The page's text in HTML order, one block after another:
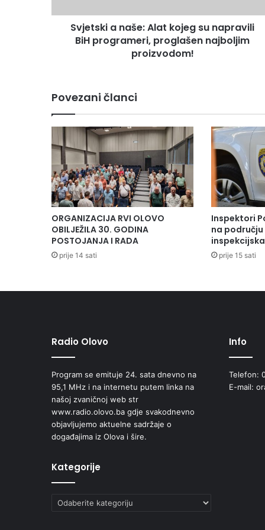
programeri,
proglašen
najboljim
Svjetski a naše: Alat kojeg su napravili
BiH programeri, proglašen najboljim
proizvodom!
Povezani članci
ORGANIZACIJA RVI OLOVO
OBILJEŽILA 30. GODINA
POSTOJANJA I RADA
prije 14 sati
Inspektori
na području
prije 15 sati
Radio Olovo
Program se emituje 24. sata dnevno na
95,1 MHz i na internetu putem linka na
našoj zvaničnoj web str
www.radio.olovo.ba gdje svakodnevno
objavljujemo aktuelne sadržaje o
događajima iz Olova i šire.
Kategorije
Kategorije
Info
Telefon:
E-mail: